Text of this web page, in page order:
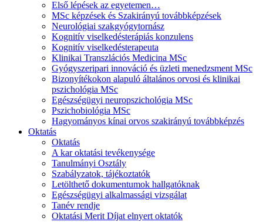
Első lépések az egyetemen…
MSc képzések és Szakirányú továbbképzések
Neurológiai szakgyógytornász
Kognitív viselkedésterápiás konzulens
Kognitív viselkedésterapeuta
Klinikai Transzlációs Medicina MSc
Gyógyszeripari innováció és üzleti menedzsment MSc
Bizonyítékokon alapuló általános orvosi és klinikai
pszichológia MSc
Egészségügyi neuropszichológia MSc
Pszichobiológia MSc
Hagyományos kínai orvos szakirányú továbbképzés
Oktatás
Oktatás
A kar oktatási tevékenysége
Tanulmányi Osztály
Szabályzatok, tájékoztatók
Letölthető dokumentumok hallgatóknak
Egészségügyi alkalmassági vizsgálat
Tanév rendje
Oktatási Merit Díjat elnyert oktatók